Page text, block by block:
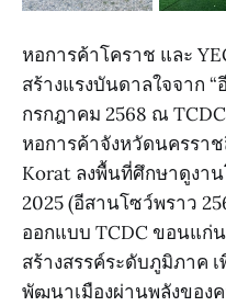
หอการค้าโคราช และ
สร้างแรงบันดาลใจจาก
กรกฎาคม 2568 ณ
หอการค้าจังหวัดนครรา
Korat ลงพื้นที่ศึกษาดูงาน
2025 (อีสานโซว์พราว
ออกแบบ TCDC ขอนแ
สร้างสรรค์ระดับภูมิภาค
พัฒนาเมืองผ่านพลังของ